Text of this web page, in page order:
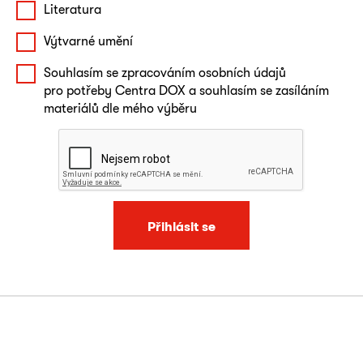
Literatura
Výtvarné umění
Souhlasím se zpracováním osobních údajů
pro potřeby Centra DOX a souhlasím se zasíláním
materiálů dle mého výběru
Přihlásit se